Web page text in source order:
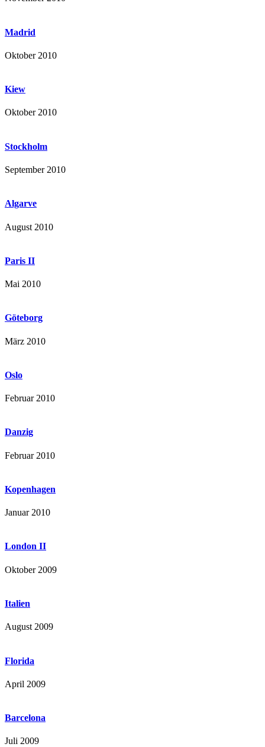
Madrid
Oktober 2010
Kiew
Oktober 2010
Stockholm
September 2010
Algarve
August 2010
Paris II
Mai 2010
Göteborg
März 2010
Oslo
Februar 2010
Danzig
Februar 2010
Kopenhagen
Januar 2010
London II
Oktober 2009
Italien
August 2009
Florida
April 2009
Barcelona
Juli 2009